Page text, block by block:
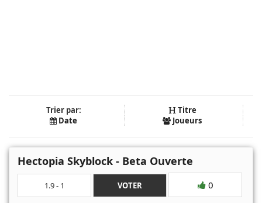
Trier par:
Titre
Date
Joueurs
Hectopia Skyblock - Beta Ouverte
1.9 - 1 VOTER 0